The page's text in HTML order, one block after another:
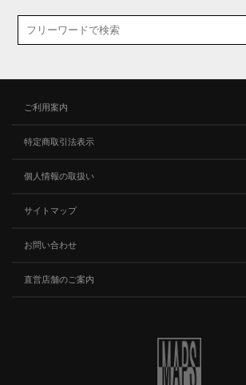
ご利用案内
特定商取引法表示
個人情報の取扱い
サイトマップ
お問い合わせ
直営店舗のご案内